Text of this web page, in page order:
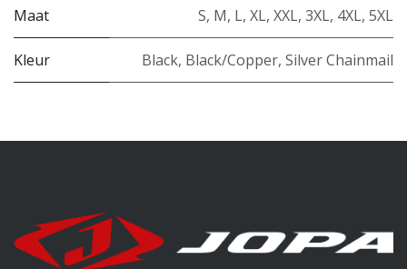
Maat S, M, L, XL, XXL, 3XL, 4XL, 5XL
Kleur Black, Black/Copper, Silver Chainmail